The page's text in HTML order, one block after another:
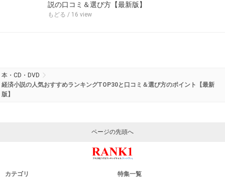
説の口コミ＆選び方【最新版】
もどる / 16 view
本・CD・DVD
経済小説の人気おすすめランキングTOP30と口コミ＆選び方のポイント【最新
版】
ページの先頭へ
カテゴリ 特集一覧